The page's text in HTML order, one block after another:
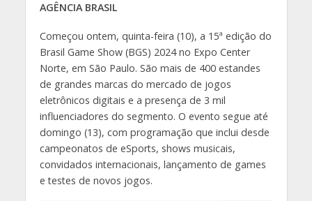
AGÊNCIA BRASIL
Começou ontem, quinta-feira (10), a 15ª edição do
Brasil Game Show (BGS) 2024 no Expo Center
Norte, em São Paulo. São mais de 400 estandes
de grandes marcas do mercado de jogos
eletrônicos digitais e a presença de 3 mil
influenciadores do segmento. O evento segue até
domingo (13), com programação que inclui desde
campeonatos de eSports, shows musicais,
convidados internacionais, lançamento de games
e testes de novos jogos.